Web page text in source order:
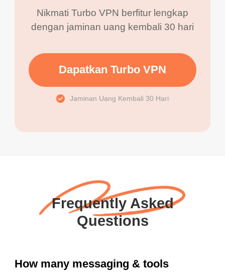
Nikmati Turbo VPN berfitur lengkap
dengan jaminan uang kembali 30 hari
Dapatkan Turbo VPN
Jaminan Uang Kembali 30 Hari
Frequently Asked
Questions
How many messaging & tools